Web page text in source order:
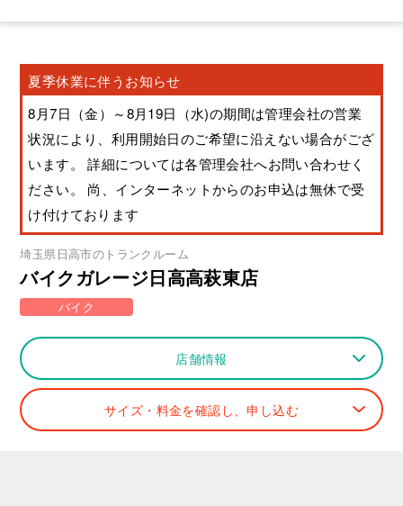
夏季休業に伴うお知らせ
8月7日（金）～8月19日（水)の期間は管理会社の営業
状況により、利用開始日のご希望に沿えない場合がござ
います。 詳細については各管理会社へお問い合わせく
ださい。 尚、インターネットからのお申込は無休で受
け付けております
埼玉県日高市のトランクルーム
バイクガレージ日高高萩東店
バイク
店舗情報
サイズ・料金を確認し、申し込む